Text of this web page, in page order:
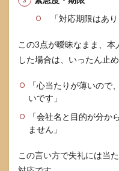
「対応期限はあ
この3点が曖昧なまま、
した場合は、いったん止
「心当たりが薄いので
いです」
「会社名と目的が分か
ません」
この言い方で失礼には当